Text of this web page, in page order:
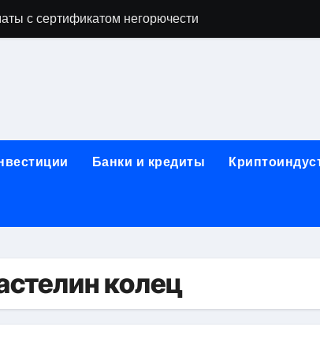
с сертификатом негорючести
и направляющих для конвейерных лент
лотков для хранения электронных
этапы строительства, проверка застройщика и
информация о сельскохозяйственных
станций серий T330 и T990
Банки и кредиты
колец